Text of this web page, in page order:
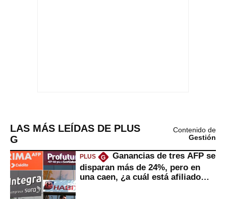
LAS MÁS LEÍDAS DE PLUS
G
Contenido de
Gestión
PLUS G
Ganancias de tres AFP se
disparan más de 24%, pero en
una caen, ¿a cuál está afiliado